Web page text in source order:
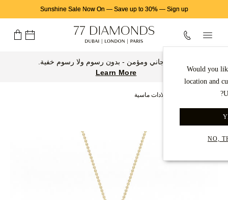
Sunshine Sale Now On — Save up to 30%— Sign up
Would you
location and
NO,
توصيل مجاني ومؤمن - بدون رسوم ولا رسوم خفية.
Learn More
قلادات ماسية